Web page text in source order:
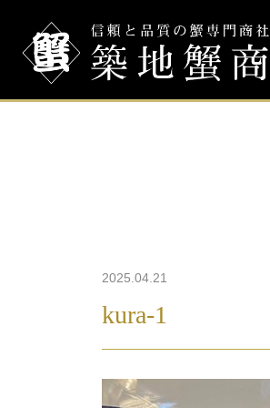
2025.04.21
kura-1